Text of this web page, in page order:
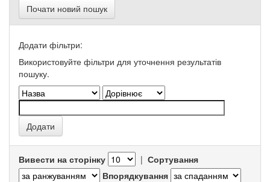
Почати новий пошук
Додати фільтри:
Використовуйте фільтри для уточнення результатів
пошуку.
Вивести на сторінку | Сортування
Впорядкування